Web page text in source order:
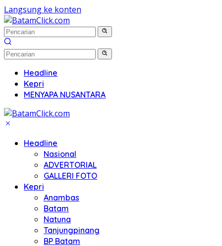
Langsung ke konten
Headline
Kepri
MENYAPA NUSANTARA
Headline
Nasional
ADVERTORIAL
GALLERI FOTO
Kepri
Anambas
Batam
Natuna
Tanjungpinang
BP Batam